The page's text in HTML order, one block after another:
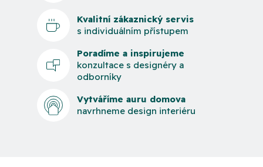
Kvalitní zákaznický servis
s individuálním přístupem
Poradíme a inspirujeme
konzultace s designéry a
odborníky
Vytváříme auru domova
navrhneme design interiéru